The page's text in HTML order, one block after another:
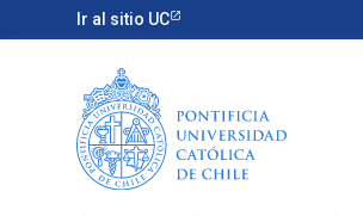
Ir al sitio UC